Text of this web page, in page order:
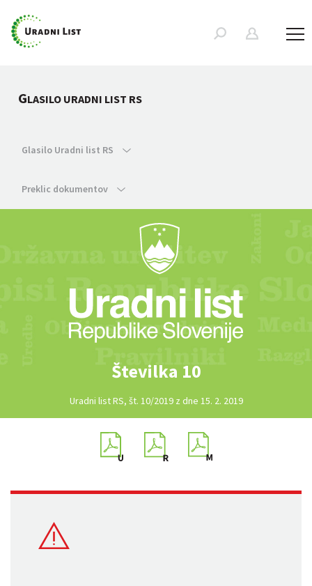
GLASILO URADNI LIST RS
Glasilo Uradni list RS
Preklic dokumentov
Številka 10
Uradni list RS, št. 10/2019 z dne 15. 2. 2019